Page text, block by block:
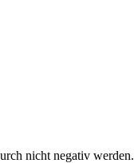
nicht negativ werden.